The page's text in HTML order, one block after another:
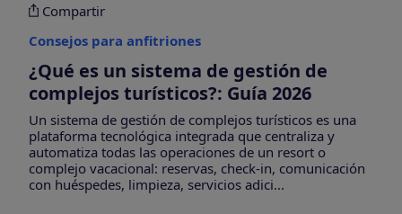
Compartir
Consejos para anfitriones
¿Qué es un sistema de gestión de
complejos turísticos?: Guía 2026
Un sistema de gestión de complejos turísticos es una
plataforma tecnológica integrada que centraliza y
automatiza todas las operaciones de un resort o
complejo vacacional: reservas, check-in, comunicación
con huéspedes, limpieza, servicios adici...